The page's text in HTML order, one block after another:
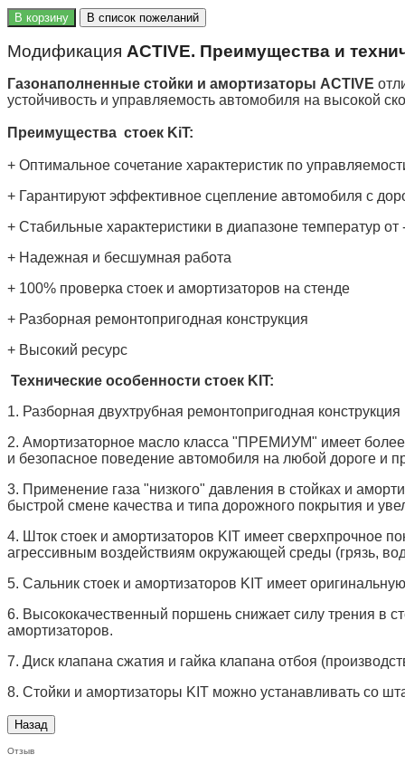
Модификация ACTIVE. Преимущества и
Газонаполненные стойки и амортизаторы ACTIVE
устойчивость и управляемость автомобиля на высокой
Преимущества стоек KiT:
+ Оптимальное сочетание характеристик по
+ Гарантируют эффективное сцепление автомобиля с
+ Стабильные характеристики в диапазоне температур
+ Надежная и бесшумная работа
+ 100% проверка стоек и амортизаторов на стенде
+ Разборная ремонтопригодная конструкция
+ Высокий ресурс
Технические особенности стоек KIT:
1. Разборная двухтрубная ремонтопригодная
2. Амортизаторное масло класса "ПРЕМИУМ" имеет более
и безопасное поведение автомобиля на любой дороге и
3. Применение газа "низкого" давления в стойках и
быстрой смене качества и типа дорожного покрытия и
4. Шток стоек и амортизаторов KIT имеет сверхпрочное
агрессивным воздействиям окружающей среды (грязь,
5. Сальник стоек и амортизаторов KIT имеет
6. Высококачественный поршень снижает силу трения в
амортизаторов.
7. Диск клапана сжатия и гайка клапана отбоя
8. Стойки и амортизаторы KIT можно устанавливать со
Отзыв